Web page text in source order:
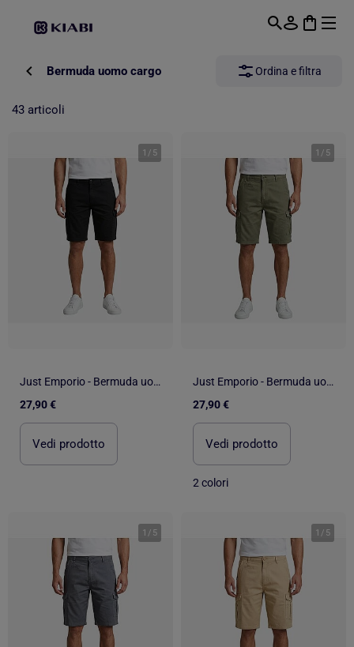
Bermuda uomo cargo Ordina e filtra
43 articoli
1 / 5
Just Emporio - Bermuda uomo dallo stile cargo casual
27,90 €
Vedi prodotto
1 / 5
Just Emporio - Bermuda uomo dallo stile cargo casual
27,90 €
Vedi prodotto
2 colori
1 / 5 1 / 5